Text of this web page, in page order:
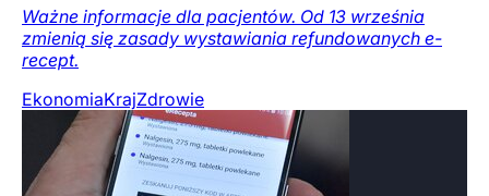
Ważne informacje dla pacjentów. Od 13 września
zmienią się zasady wystawiania refundowanych e-
recept.
EkonomiaKrajZdrowie